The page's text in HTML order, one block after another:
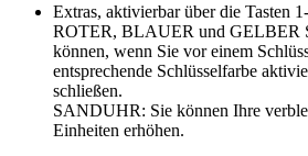
Extras, aktivierbar über die Tasten
ROTER, BLAUER und GELBER
können, wenn Sie vor einem
entsprechende Schlüsselfarbe
schließen.
SANDUHR: Sie können Ihre
Einheiten erhöhen.